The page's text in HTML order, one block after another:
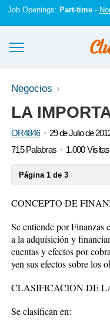
Job Openings: Part-time-
Ensayos y trabajos
Registrarse
Iniciar sesión
Negocios
LA
OR4846
29 de Julio de
715 Palabras
1.000 Visitas
Página 1 de 3
CONCEPTO DE
Se entiende por Finanzas
a la adquisición y
cuentas y efectos por
yen sus efectos sobre los
CLASIFICACION DE
Se clasifican en: